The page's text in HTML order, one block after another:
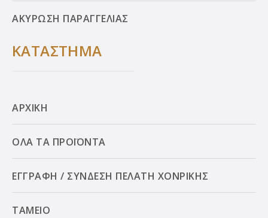
ΑΚΥΡΩΣΗ ΠΑΡΑΓΓΕΛΙΑΣ
ΚΑΤΑΣΤΗΜΑ
ΑΡΧΙΚΗ
ΟΛΑ ΤΑ ΠΡΟΪΟΝΤΑ
ΕΓΓΡΑΦΗ / ΣΥΝΔΕΣΗ ΠΕΛΑΤΗ ΧΟΝΡΙΚΗΣ
ΤΑΜΕΙΟ